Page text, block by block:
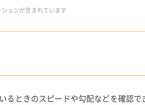
ョンが含まれています
るときのスピードや勾配などを確認で